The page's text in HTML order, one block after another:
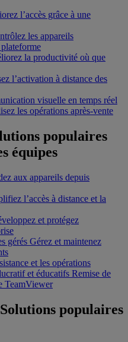
l’accès grâce à une
les appareils
la productivité où que
l’activation à distance des
visuelle en temps réel
les opérations après-vente
populaires
équipes
aux appareils depuis
l’accès à distance et la
et protégez
gérés Gérez et maintenez
et les opérations
et éducatifs Remise de
TeamViewer
Solutions populaires